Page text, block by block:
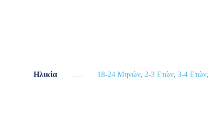
Ηλικία 18-24 Μηνών, 2-3 Ετών, 3-4 Ετών,